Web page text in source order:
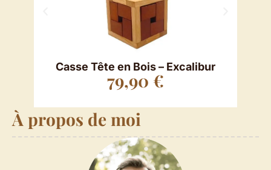
Casse Tête en Bois – Excalibur
79,90 €
À propos de moi